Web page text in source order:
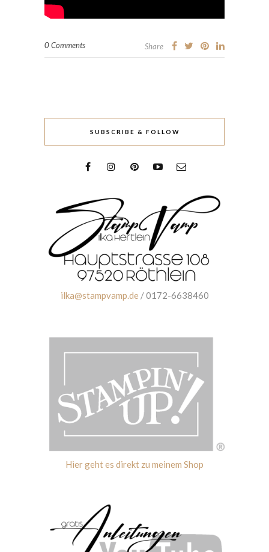
0 Comments Share
SUBSCRIBE & FOLLOW
ilka@stampvamp.de/ 0172-6638460
Hier geht es direkt zu meinem Shop